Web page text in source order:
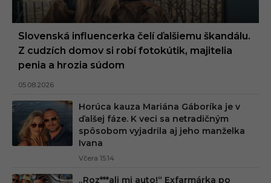
Slovenská influencerka čelí ďalšiemu škandálu.
Z cudzích domov si robí fotokútik, majitelia
penia a hrozia súdom
05.08.2026
Horúca kauza Mariána Gáboríka je v
ďalšej fáze. K veci sa netradičným
spôsobom vyjadrila aj jeho manželka
Ivana
Včera 15:14
„Roz***ali mi auto!“ Exfarmárka po